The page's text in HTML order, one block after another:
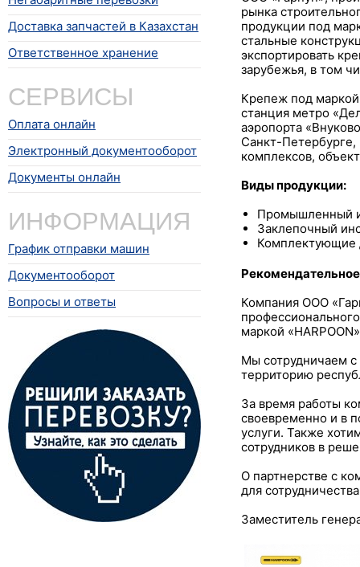
Доставка запчастей в Казахстан
Ответственное хранение
СЕРВИСЫ
Оплата онлайн
Электронный документооборот
Документы онлайн
ИНФОРМАЦИЯ
График отправки машин
Документооборот
Вопросы и ответы
рынка
продукции под
стальные
экспортировать
зарубежья, в том
Крепеж под маркой
станция метро
аэропорта
Санкт-Петербурге,
комплексов,
Виды продукции:
Промышленный
Заклепочный
Комплектующие
Компания ООО
маркой
Мы сотрудничаем с
территорию
За время работы
своевременно и в
услуги. Также
сотрудников в
О партнерстве с
для
Заместитель